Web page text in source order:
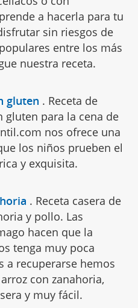
a hacerla para tu
sin riesgos de
entre los más
nuestra receta.
gluten . Receta de
gluten para la cena de
nos ofrece una
los niños prueben el
y exquisita.
. Receta casera de
y pollo. Las
hacen que la
tenga muy poca
a recuperarse hemos
con zanahoria,
y muy fácil.